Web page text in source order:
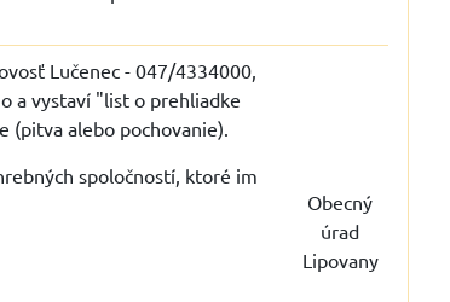
Lučenec - 047/4334000,
a vystaví "list o prehliadke
(pitva alebo pochovanie).
spoločností, ktoré im
Obecný
úrad
Lipovany